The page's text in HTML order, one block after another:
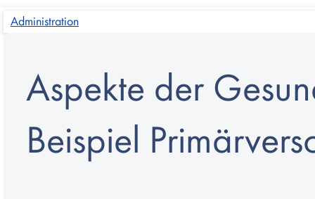
Administration
Aspekte der
Beispiel